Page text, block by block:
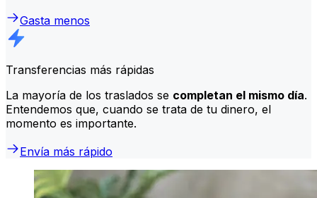
Gasta menos
Transferencias más rápidas
La mayoría de los traslados se completan el mismo día.
Entendemos que, cuando se trata de tu dinero, el
momento es importante.
Envía más rápido